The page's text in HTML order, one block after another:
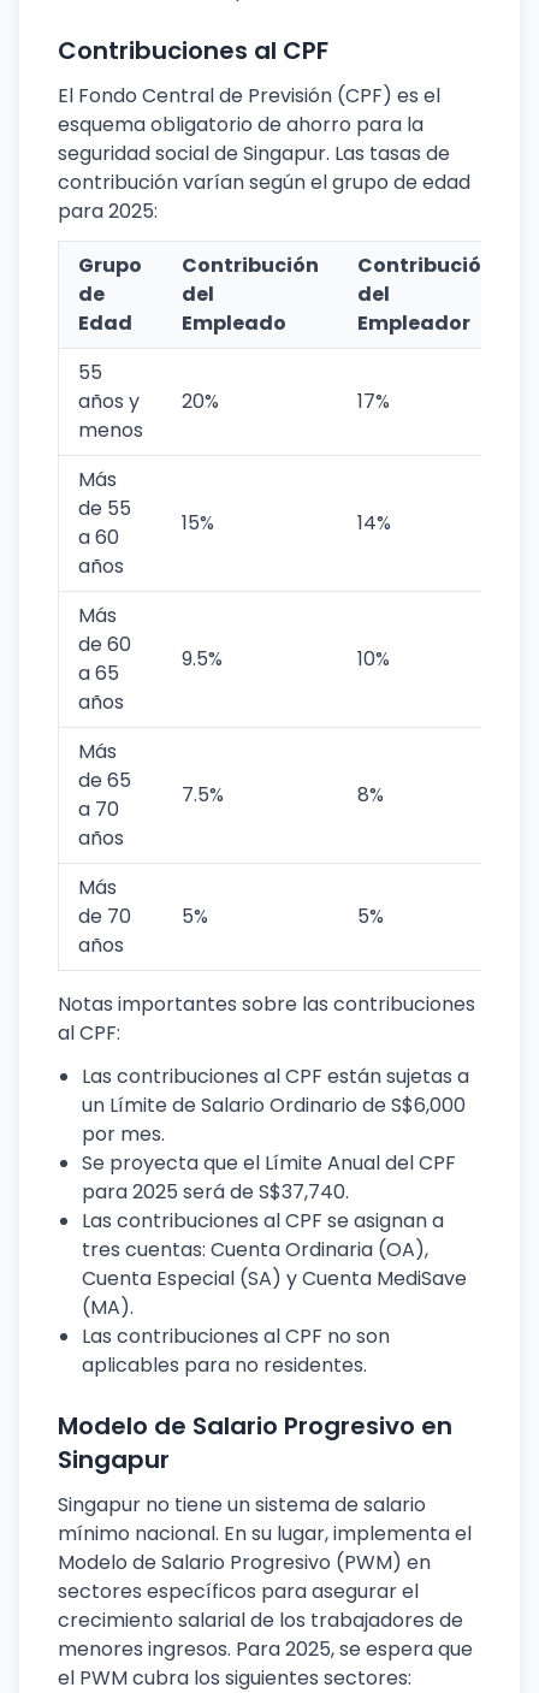
Contribuciones al CPF
El Fondo Central de Previsión (CPF) es el
esquema obligatorio de ahorro para la
seguridad social de Singapur. Las tasas de
contribución varían según el grupo de edad
para 2025:
Grupo
de
Edad
Contribución
del
Empleado
Contribución
del
Empleador
55
años y
menos
20% 17%
Más
de 55
a 60
años
15% 14%
Más
de 60
a 65
años
9.5% 10%
Más
de 65
a 70
años
7.5% 8%
Más
de 70
años
5% 5%
Notas importantes sobre las contribuciones
al CPF:
Las contribuciones al CPF están sujetas a
un Límite de Salario Ordinario de S$6,000
por mes.
Se proyecta que el Límite Anual del CPF
para 2025 será de S$37,740.
Las contribuciones al CPF se asignan a
tres cuentas: Cuenta Ordinaria (OA),
Cuenta Especial (SA) y Cuenta MediSave
(MA).
Las contribuciones al CPF no son
aplicables para no residentes.
Modelo de Salario Progresivo en
Singapur
Singapur no tiene un sistema de salario
mínimo nacional. En su lugar, implementa el
Modelo de Salario Progresivo (PWM) en
sectores específicos para asegurar el
crecimiento salarial de los trabajadores de
menores ingresos. Para 2025, se espera que
el PWM cubra los siguientes sectores: